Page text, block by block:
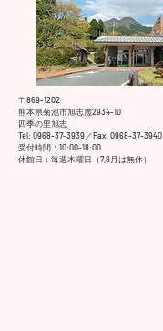
〒869-1202
熊本県菊池市旭志麓2934-10
​四季の里旭志
Tel: 0968-37-3939／Fax: 0968-37-3940
​受付時間：10:00-18:00
​休館日：毎週木曜日（7,8月は無休）